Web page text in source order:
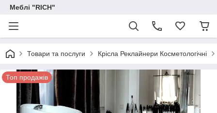
Меблі "RICH"
Товари та послуги Крісла Реклайнери Косметологічні
Топ продажів